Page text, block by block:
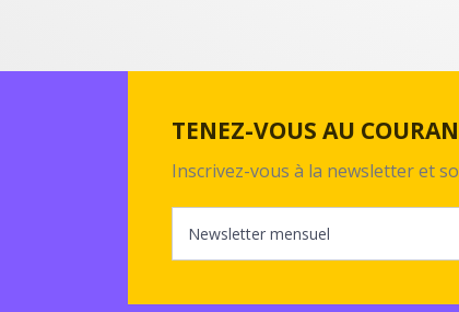
TENEZ-VOUS AU
Inscrivez-vous à la newsletter et